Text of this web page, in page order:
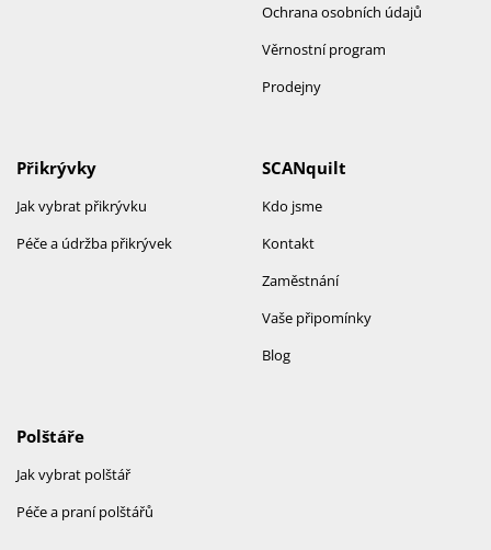
Ochrana osobních údajů
Věrnostní program
Prodejny
SCANquilt
Kdo jsme
Kontakt
Zaměstnání
Vaše připomínky
Blog
Přikrývky
Jak vybrat přikrývku
Péče a údržba přikrývek
Polštáře
Jak vybrat polštář
Péče a praní polštářů